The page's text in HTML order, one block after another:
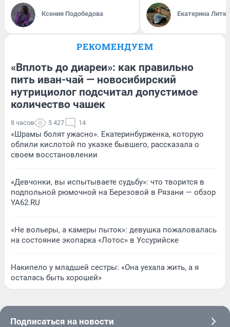
Ксения Подобедова Екатерина
РЕКОМЕНДУЕМ
«Вплоть до диареи»: как правильно
пить иван-чай — новосибирский
нутрициолог подсчитал допустимое
количество чашек
8 часов 5 427 14
«Шрамы болят ужасно». Екатеринбурженка, которую
облили кислотой по указке бывшего, рассказала о
своем восстановлении
«Девчонки, вы испытываете судьбу»: что творится в
подпольной рюмочной на Березовой в Рязани — обзор
YA62.RU
«Не вольеры, а камеры пыток»: девушка пожаловалась
на состояние экопарка «Лотос» в Уссурийске
Накипело у младшей сестры: «Она уехала жить, а я
осталась быть хорошей»
Подписаться на новости